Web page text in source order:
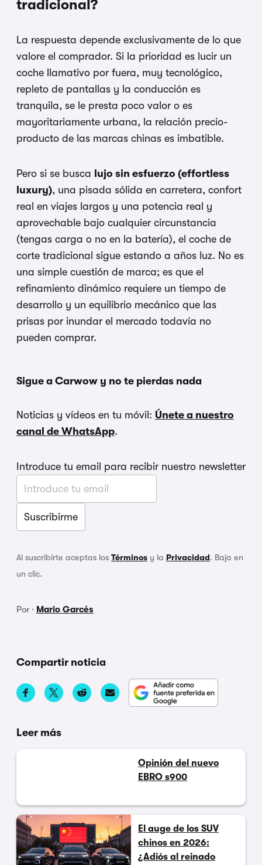
tradicional?
La respuesta depende exclusivamente de lo que
valore el comprador. Si la prioridad es lucir un
coche llamativo por fuera, muy tecnológico,
repleto de pantallas y la conducción es
tranquila, se le presta poco valor o es
mayoritariamente urbana, la relación precio-
producto de las marcas chinas es imbatible.
Pero si se busca lujo sin esfuerzo (effortless
luxury), una pisada sólida en carretera, confort
real en viajes largos y una potencia real y
aprovechable bajo cualquier circunstancia
(tengas carga o no en la batería), el coche de
corte tradicional sigue estando a años luz. No es
una simple cuestión de marca; es que el
refinamiento dinámico requiere un tiempo de
desarrollo y un equilibrio mecánico que las
prisas por inundar el mercado todavía no
pueden comprar.
Sigue a Carwow y no te pierdas nada
Noticias y vídeos en tu móvil: Únete a nuestro
canal de WhatsApp.
Introduce tu email para recibir nuestro newsletter
Al suscribirte aceptas los Términos y la Privacidad. Baja en
un clic.
Por · Mario Garcés
Compartir noticia
Leer más
Opinión del nuevo
EBRO s900
El auge de los SUV
chinos en 2026:
¿Adiós al reinado